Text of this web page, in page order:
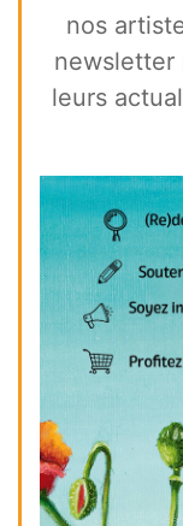
nos
newsletter
leurs